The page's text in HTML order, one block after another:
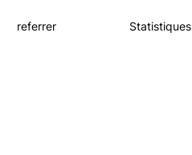
referrer Statistiques